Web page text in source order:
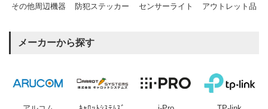
その他周辺機器 防犯ステッカー センサーライト アウトレット品
メーカーから探す